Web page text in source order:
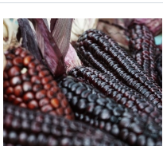
გადახედვა